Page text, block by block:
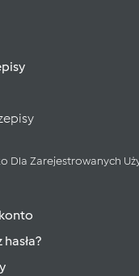
Dla Zarejestrowanych